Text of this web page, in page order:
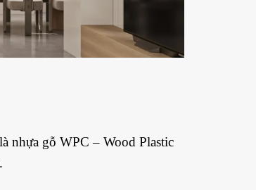
nhựa gỗ WPC – Wood Plastic